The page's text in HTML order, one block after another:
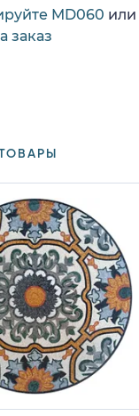
MD060 или
заказ